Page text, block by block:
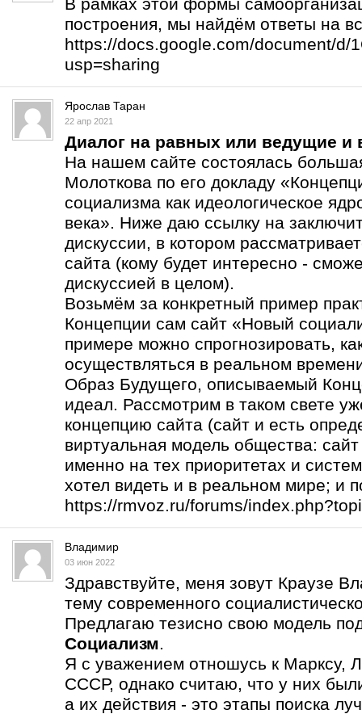
построения, мы найдём ответы на
https://docs.google.com/document/d/
usp=sharing
Ярослав Таран
22 апр 2021
Диалог на равных или ведущие и
На нашем сайте состоялась
Молоткова по его докладу
социализма как идеологическое
века». Ниже даю ссылку на
дискуссии, в котором
сайта (кому будет интересно -
дискуссией в целом).
Возьмём за конкретный пример
Концепции сам сайт «Новый
примере можно спрогнозировать,
осуществляться в реальном
Образ Будущего, описываемый
идеал. Рассмотрим в таком свете
концепцию сайта (сайт и есть
виртуальная модель общества:
именно на тех приоритетах и
хотел видеть и в реальном мире; и
https://rmvoz.ru/forums/
Владимир
03 июн 2022
Здравствуйте, меня зовут Краузе
тему современного
Предлагаю тезисно свою модель
Социализм.
Я с уважением отношусь к Марксу,
СССР, однако считаю, что у них
а их действия - это этапы поиска